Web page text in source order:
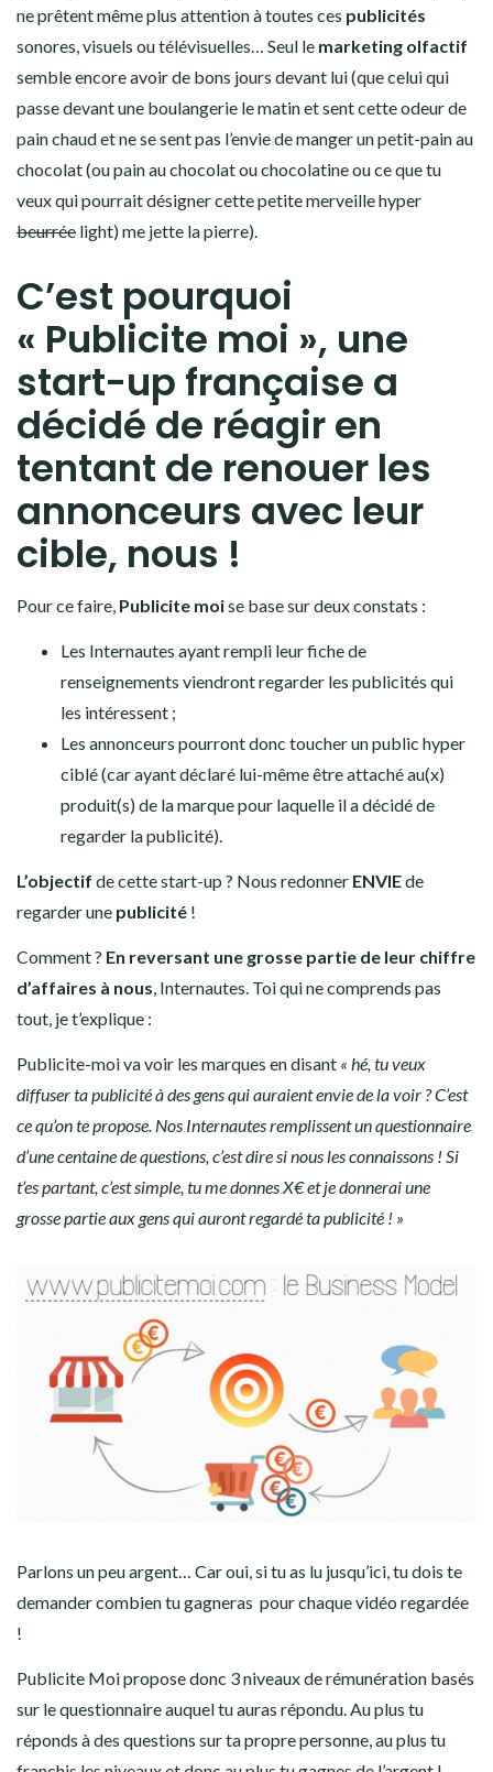
ne prêtent même plus attention à toutes ces publicités
sonores, visuels ou télévisuelles… Seul le marketing olfactif
semble encore avoir de bons jours devant lui (que celui qui
passe devant une boulangerie le matin et sent cette odeur de
pain chaud et ne se sent pas l’envie de manger un petit-pain au
chocolat (ou pain au chocolat ou chocolatine ou ce que tu
veux qui pourrait désigner cette petite merveille hyper
beurrée light) me jette la pierre).
C’est pourquoi
« Publicite moi », une
start-up française a
décidé de réagir en
tentant de renouer les
annonceurs avec leur
cible, nous !
Pour ce faire, Publicite moise base sur deux constats :
Les Internautes ayant rempli leur fiche de
renseignements viendront regarder les publicités qui
les intéressent ;
Les annonceurs pourront donc toucher un public hyper
ciblé (car ayant déclaré lui-même être attaché au(x)
produit(s) de la marque pour laquelle il a décidé de
regarder la publicité).
L’objectif de cette start-up ? Nous redonner ENVIEde
regarder une publicité !
Comment ? En reversant une grosse partie de leur chiffre
d’affaires à nous , Internautes. Toi qui ne comprends pas
tout, je t’explique :
Publicite-moi va voir les marques en disant « hé, tu veux
diffuser ta publicité à des gens qui auraient envie de la voir ? C’est
ce qu’on te propose. Nos Internautes remplissent un questionnaire
d’une centaine de questions, c’est dire si nous les connaissons ! Si
t’es partant, c’est simple, tu me donnes X€ et je donnerai une
grosse partie aux gens qui auront regardé ta publicité ! »
Parlons un peu argent… Car oui, si tu as lu jusqu’ici, tu dois te
demander combien tu gagneras pour chaque vidéo regardée
!
Publicite Moi propose donc 3 niveaux de rémunération basés
sur le questionnaire auquel tu auras répondu. Au plus tu
réponds à des questions sur ta propre personne, au plus tu